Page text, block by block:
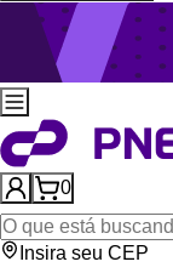
0
Insira seu CEP